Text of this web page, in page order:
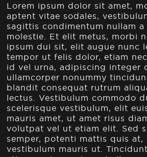
Lorem ipsum dolor sit amet,
aptent vitae sodales,
sagittis condimentum nullam a
molestie. Et elit metus, morbi
ipsum dui sit, elit augue nunc
tempor ut felis dolor, etiam
id vel urna, adipiscing integer
ullamcorper nonummy
blandit consequat rutrum
lectus. Vestibulum commodo
scelerisque vestibulum, elit
mauris amet, ut amet risus
volutpat vel ut etiam elit. Sed
semper, potenti mattis quis
vestibulum mauris ut.